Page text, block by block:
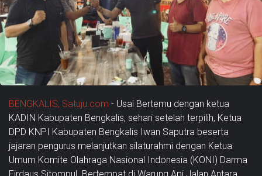
BENGKALIS, Satuju.com - Usai Bertemu dengan ketua
KADIN Kabupaten Bengkalis, sehari setelah terpilih, Ketua
DPD KNPI Kabupaten Bengkalis Iwan Saputra beserta
jajaran pengurus melanjutkan silaturahmi dengan Ketua
Umum Komite Olahraga Nasional Indonesia (KONI) Darma